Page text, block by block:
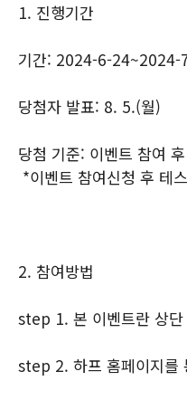
1. 진행기간
기간: 2024-6-24~2024-
당첨자 발표: 8. 5.(월)
당첨 기준: 이벤트 참여
*이벤트 참여신청 후 테
2. 참여방법
step 1. 본 이벤트란 상
step 2. 하프 홈페이지를